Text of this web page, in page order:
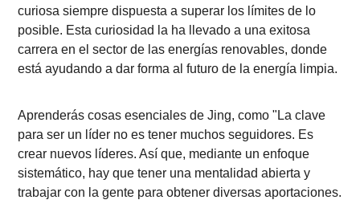
curiosa siempre dispuesta a superar los límites de lo
posible. Esta curiosidad la ha llevado a una exitosa
carrera en el sector de las energías renovables, donde
está ayudando a dar forma al futuro de la energía limpia.
Aprenderás cosas esenciales de Jing, como "La clave
para ser un líder no es tener muchos seguidores. Es
crear nuevos líderes. Así que, mediante un enfoque
sistemático, hay que tener una mentalidad abierta y
trabajar con la gente para obtener diversas aportaciones.